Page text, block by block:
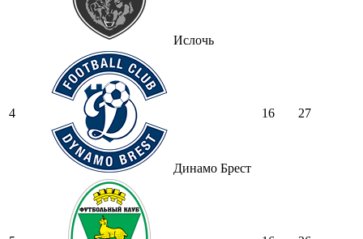
Ислочь
4
Динамо Брест
16 27